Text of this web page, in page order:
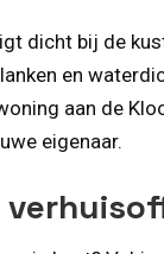
dicht bij de
en
aan de
eigenaar.